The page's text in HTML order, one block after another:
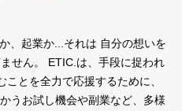
、起業か...それは 自分の想いを
せん。
ETIC.は、手段に捉われ
とを全力で応援するために、
うお試し機会や副業など、多様